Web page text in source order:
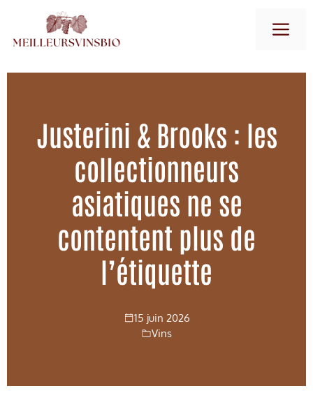
contenu
Justerini & Brooks : les
collectionneurs
asiatiques ne se
contentent plus de
l’étiquette
15 juin 2026
Vins